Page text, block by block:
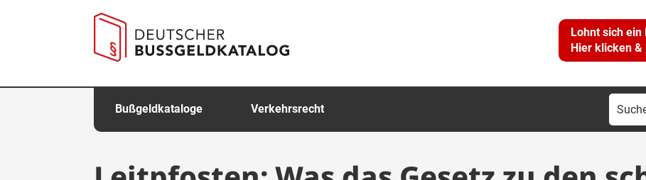
Lohnt sich ein
Hier klicken
Bußgeldkataloge Verkehrsrecht
nach: